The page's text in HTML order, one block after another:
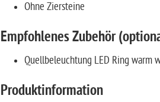
Ohne Ziersteine
Empfohlenes Zubehör
Quellbeleuchtung LED Ring
Produktinformation